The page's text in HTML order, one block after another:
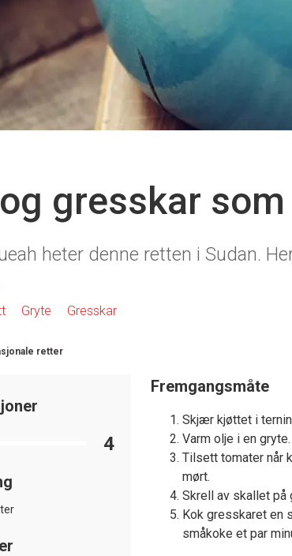
gresskar som
heter denne retten i Sudan.
Gryte Gresskar
retter
4
Fremgangsmåte
Skjær kjøttet i
Varm olje i en
Tilsett tomater når
mørt.
Skrell av skallet på
Kok gresskaret en
småkoke et par